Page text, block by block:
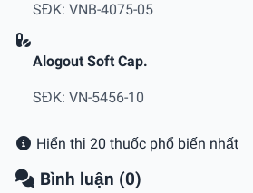
SĐK: VNB-4075-05
Alogout Soft Cap.
SĐK: VN-5456-10
Hiển thị 20 thuốc phổ biến nhất
Bình luận (0)